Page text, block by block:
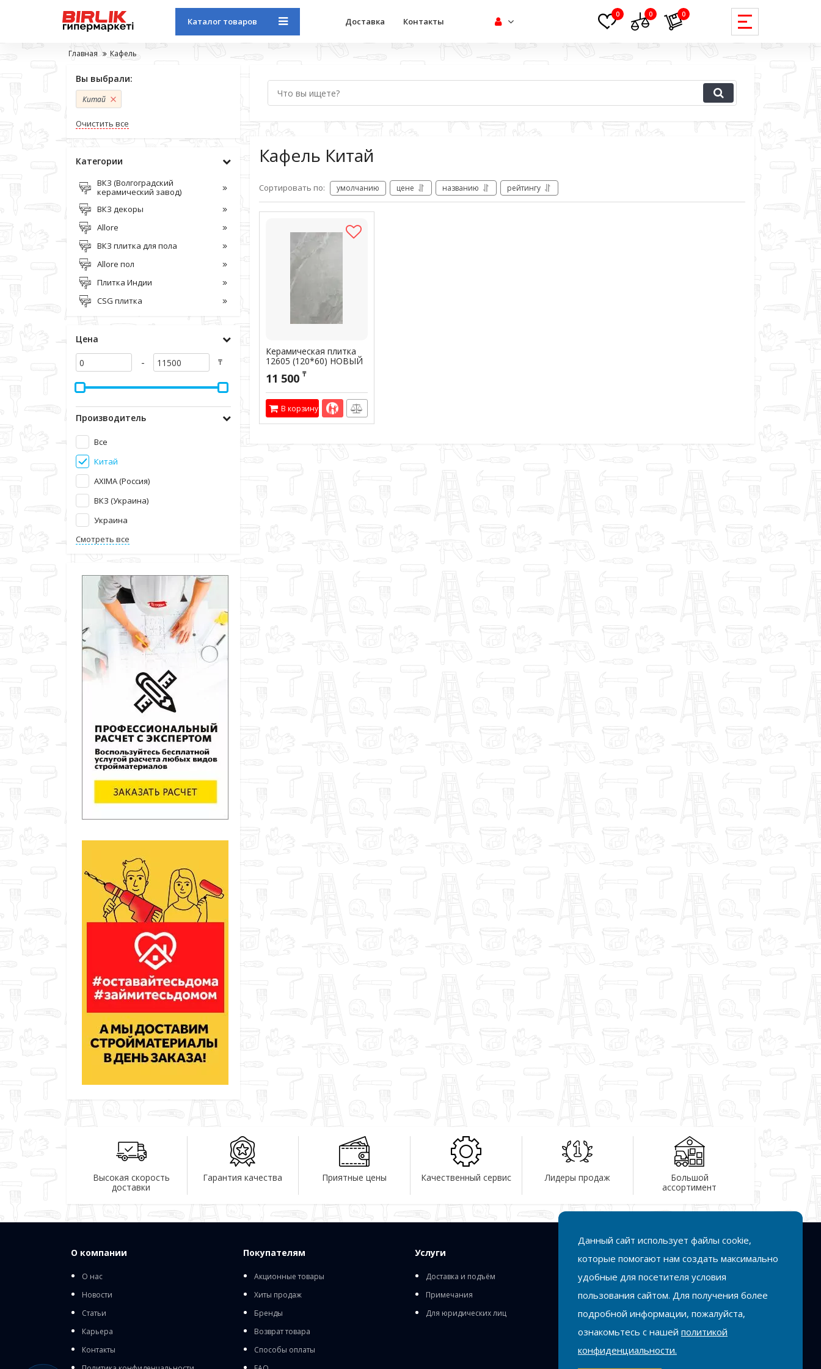
Каталог товаров Доставка Контакты
0 0 0
Главная Кафель
Вы выбрали:
Китай
Очистить все
Категории
ВКЗ (Волгоградский
керамический завод)
ВКЗ декоры
Allore
ВКЗ плитка для пола
Allore пол
Плитка Индии
CSG плитка
Цена
- ₸
Производитель
Все
Китай
AXIMA (Россия)
ВКЗ (Украина)
Украина
Смотреть все
Кафель Китай
Сортировать по: умолчанию цене названию рейтингу
Керамическая плитка
12605 (120*60) НОВЫЙ
Артикул: 301938
11 500 ₸
В корзину
Высокая скорость
доставки
Гарантия качества Приятные цены Качественный сервис Лидеры продаж
Большой
ассортимент
О компании
О нас
Новости
Статьи
Карьера
Контакты
Покупателям
Акционные товары
Хиты продаж
Бренды
Возврат товара
Способы оплаты
Услуги
Доставка и подъём
Примечания
Для юридических лиц
Подписаться
Данный сайт использует файлы cookie,
которые помогают нам создать максимально
удобные для посетителя условия
пользования сайтом. Для получения более
подробной информации, пожалуйста,
ознакомьтесь с нашей политикой
конфиденциальности.